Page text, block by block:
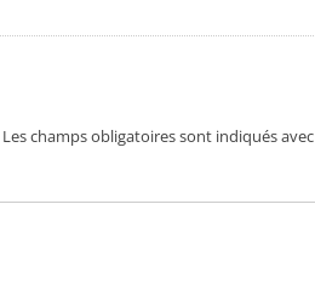
Les champs obligatoires sont indiqués avec